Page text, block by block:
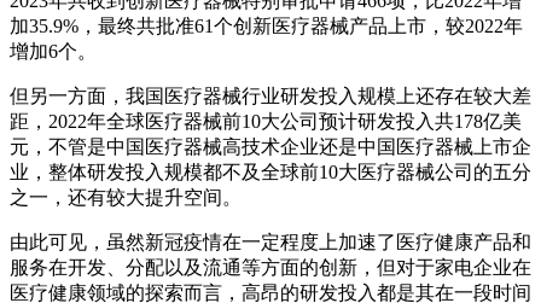
加35.9%，最终共批准61个创新医疗器械产品上市，较2022年
增加6个。
但另一方面，我国医疗器械行业研发投入规模上还存在较大差
距，2022年全球医疗器械前10大公司预计研发投入共178亿美
元，不管是中国医疗器械高技术企业还是中国医疗器械上市企
业，整体研发投入规模都不及全球前10大医疗器械公司的五分
之一，还有较大提升空间。
由此可见，虽然新冠疫情在一定程度上加速了医疗健康产品和
服务在开发、分配以及流通等方面的创新，但对于家电企业在
医疗健康领域的探索而言，高昂的研发投入都是其在一段时间